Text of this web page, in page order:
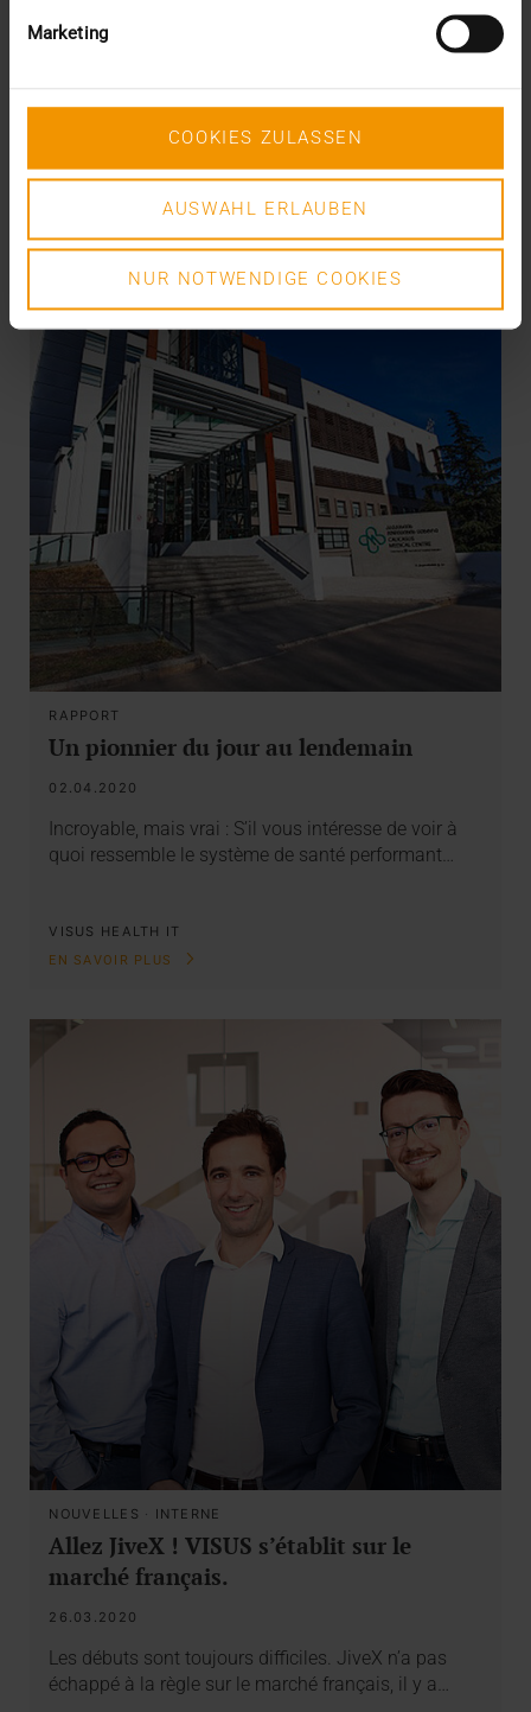
Marketing
COOKIES ZULASSEN
AUSWAHL ERLAUBEN
NUR NOTWENDIGE COOKIES
permettent une communication et un traitement
VISUS HEALTH IT
RAPPORT
Un pionnier du jour au lendemain
02.04.2020
Incroyable, mais vrai : S’il vous intéresse de voir à
quoi ressemble le système de santé performant…
VISUS HEALTH IT
EN SAVOIR PLUS
NOUVELLES · INTERNE
Allez JiveX ! VISUS s’établit sur le
marché français.
26.03.2020
Les débuts sont toujours difficiles. JiveX n’a pas
échappé à la règle sur le marché français, il y a…